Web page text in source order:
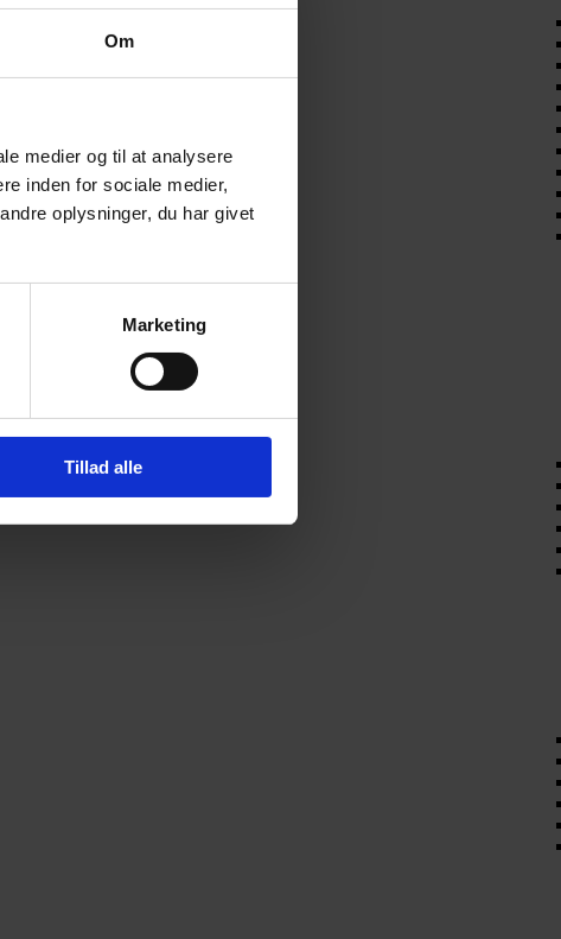
Om
medier og til at analysere
inden for sociale medier,
oplysninger, du har givet
Marketing
Tillad alle